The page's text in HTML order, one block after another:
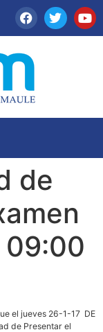
de
09:00
el jueves 26-1-17 DE
de Presentar el